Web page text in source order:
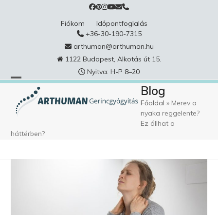
Fiókom
Időpontfoglalás
+36-30-190-7315
arthuman@arthuman.hu
1122 Budapest, Alkotás út 15.
Nyitva: H-P 8–20
Blog
Főoldal » Merev a
nyaka reggelente?
Ez állhat a
háttérben?